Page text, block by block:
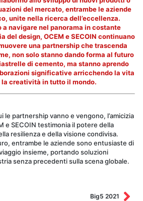
del mercato, entrambe le aziende
unite nella ricerca dell’eccellenza.
navigare nel panorama in costante
del design, OCEM e SECOIN continuano
una partnership che trascenda
non solo stanno dando forma al futuro
di cemento, ma stanno aprendo
significative arricchendo la vita
la creatività in tutto il mondo.
le partnership vanno e vengono, l’amicizia
e SECOIN testimonia il potere della
resilienza e della visione condivisa.
entrambe le aziende sono entusiaste di
insieme, portando soluzioni
senza precedenti sulla scena globale.
Big5 2021